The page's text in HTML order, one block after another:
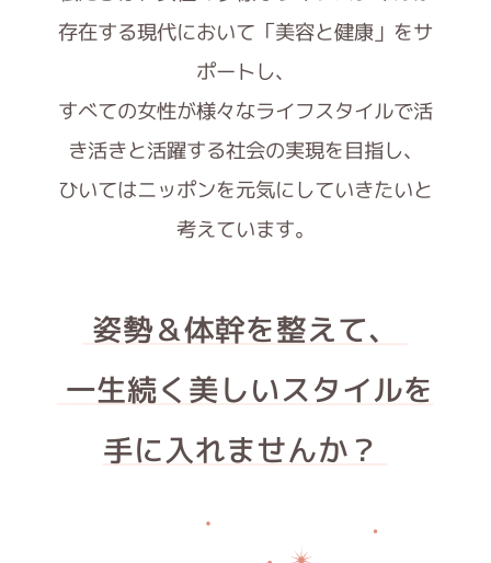
存在する現代において「美容と健康」をサ
ポートし、
すべての女性が様々なライフスタイルで活
き活きと活躍する社会の実現を目指し、
ひいてはニッポンを元気にしていきたいと
考えています。
姿勢＆体幹を整えて、
一生続く美しいスタイルを
手に入れませんか？